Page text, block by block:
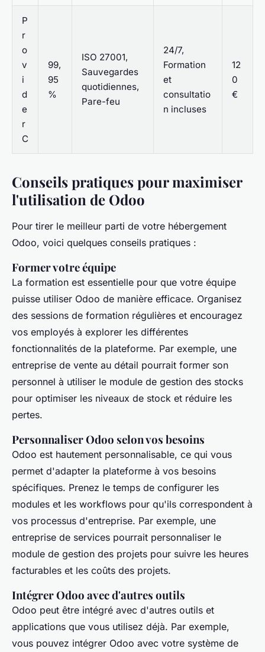
P
r
o
v
i
d
e
r
C
99,
95
%
ISO 27001,
Sauvegardes
quotidiennes,
Pare-feu
24/7,
Formation
et
consultatio
n incluses
12
0
€
Conseils pratiques pour maximiser
l'utilisation de Odoo
Pour tirer le meilleur parti de votre hébergement
Odoo, voici quelques conseils pratiques :
Former votre équipe
La formation est essentielle pour que votre équipe
puisse utiliser Odoo de manière efficace. Organisez
des sessions de formation régulières et encouragez
vos employés à explorer les différentes
fonctionnalités de la plateforme. Par exemple, une
entreprise de vente au détail pourrait former son
personnel à utiliser le module de gestion des stocks
pour optimiser les niveaux de stock et réduire les
pertes.
Personnaliser Odoo selon vos besoins
Odoo est hautement personnalisable, ce qui vous
permet d'adapter la plateforme à vos besoins
spécifiques. Prenez le temps de configurer les
modules et les workflows pour qu'ils correspondent à
vos processus d'entreprise. Par exemple, une
entreprise de services pourrait personnaliser le
module de gestion des projets pour suivre les heures
facturables et les coûts des projets.
Intégrer Odoo avec d'autres outils
Odoo peut être intégré avec d'autres outils et
applications que vous utilisez déjà. Par exemple,
vous pouvez intégrer Odoo avec votre système de